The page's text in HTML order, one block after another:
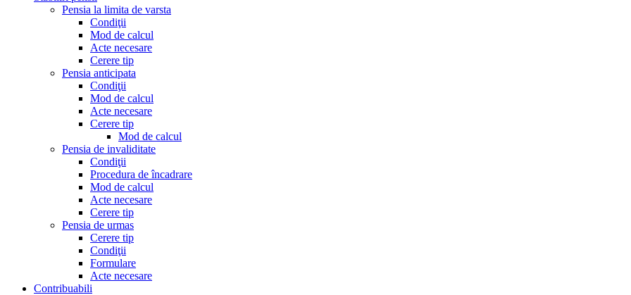
Pensia la limita de varsta
Condiţii
Mod de calcul
Acte necesare
Cerere tip
Pensia anticipata
Condiţii
Mod de calcul
Acte necesare
Cerere tip
Mod de calcul
Pensia de invaliditate
Condiţii
Procedura de încadrare
Mod de calcul
Acte necesare
Cerere tip
Pensia de urmas
Cerere tip
Condiţii
Formulare
Acte necesare
Contribuabili